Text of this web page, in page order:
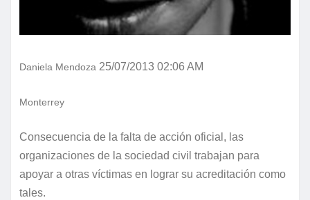
Daniela Mendoza 25/07/2013 02:06 AM
Monterrey
Consecuencia de la falta de acción oficial, las
organizaciones de la sociedad civil trabajan para
apoyar a otras víctimas en lograr su acreditación como
tales.